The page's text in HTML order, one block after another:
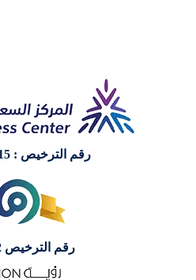
رقم الترخيص : 0000089215
رقم الترخيص 330112